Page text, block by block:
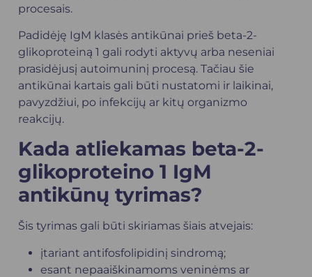
procesais.
Padidėję IgM klasės antikūnai prieš beta-2-
glikoproteiną 1 gali rodyti aktyvų arba neseniai
prasidėjusį autoimuninį procesą. Tačiau šie
antikūnai kartais gali būti nustatomi ir laikinai,
pavyzdžiui, po infekcijų ar kitų organizmo
reakcijų.
Kada atliekamas beta-2-
glikoproteino 1 IgM
antikūnų tyrimas?
Šis tyrimas gali būti skiriamas šiais atvejais:
įtariant antifosfolipidinį sindromą;
esant nepaaiškinamoms veninėms ar